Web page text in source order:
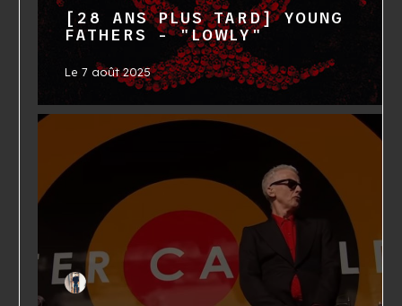
[28 ANS PLUS TARD] YOUNG
FATHERS - "LOWLY"
Le7 août 2025